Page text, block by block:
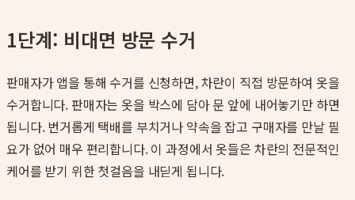
1단계: 비대면 방문 수거
판매자가 앱을 통해 수거를 신청하면, 차란이 직접 방문하여 옷을
수거합니다. 판매자는 옷을 박스에 담아 문 앞에 내어놓기만 하면
됩니다. 번거롭게 택배를 부치거나 약속을 잡고 구매자를 만날 필
요가 없어 매우 편리합니다. 이 과정에서 옷들은 차란의 전문적인
케어를 받기 위한 첫걸음을 내딛게 됩니다.